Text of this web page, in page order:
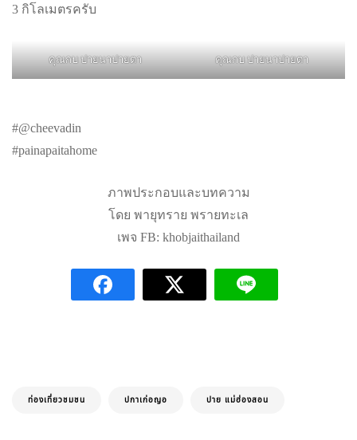
3 กิโลเมตรครับ
คุณกบ ปายนาปายตา คุณกบ ปายนาปายตา
#@cheevadin
#painapaitahome
ภาพประกอบและบทความ
โดย พายุทราย พรายทะเล
เพจ FB: khobjaithailand
ท่องเที่ยวชมชน ปกาเก่อญอ ปาย แม่ฮ่องสอน